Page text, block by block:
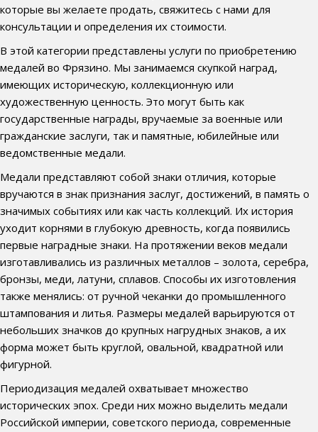
которые вы желаете продать, свяжитесь с нами для
консультации и определения их стоимости.
В этой категории представлены услуги по приобретению
медалей во Фрязино. Мы занимаемся скупкой наград,
имеющих историческую, коллекционную или
художественную ценность. Это могут быть как
государственные награды, вручаемые за военные или
гражданские заслуги, так и памятные, юбилейные или
ведомственные медали.
Медали представляют собой знаки отличия, которые
вручаются в знак признания заслуг, достижений, в память о
значимых событиях или как часть коллекций. Их история
уходит корнями в глубокую древность, когда появились
первые наградные знаки. На протяжении веков медали
изготавливались из различных металлов – золота, серебра,
бронзы, меди, латуни, сплавов. Способы их изготовления
также менялись: от ручной чеканки до промышленного
штампования и литья. Размеры медалей варьируются от
небольших значков до крупных нагрудных знаков, а их
форма может быть круглой, овальной, квадратной или
фигурной.
Периодизация медалей охватывает множество
исторических эпох. Среди них можно выделить медали
Российской империи, советского периода, современные